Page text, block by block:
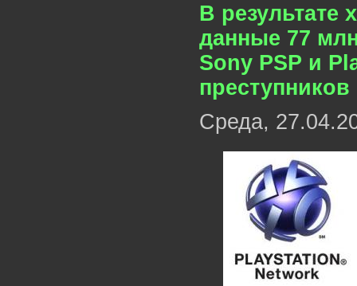
В результате
данные 77
Sony PSP и
преступников
Среда,